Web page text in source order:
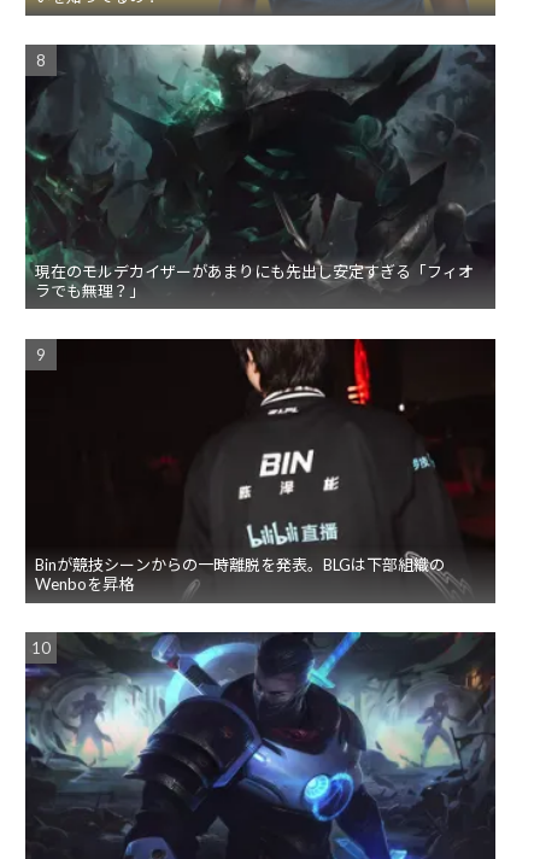
現在のモルデカイザーがあまりにも先出し安定すぎる「フィオ
ラでも無理？」
Binが競技シーンからの一時離脱を発表。BLGは下部組織の
Wenboを昇格